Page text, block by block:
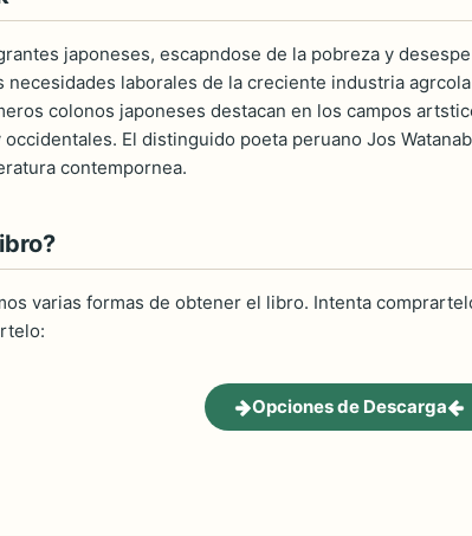
japoneses, escapndose de la pobreza y
necesidades laborales de la creciente industria
colonos japoneses destacan en los campos
El distinguido poeta peruano Jos
contempornea.
varias formas de obtener el libro. Intenta
Opciones de Descarga